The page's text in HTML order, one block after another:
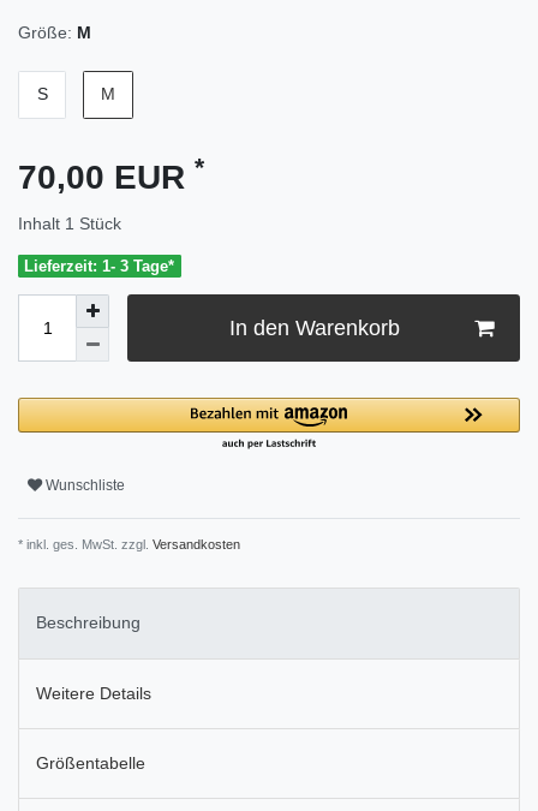
Größe: M
S M
70,00 EUR *
Inhalt 1 Stück
Lieferzeit: 1- 3 Tage*
In den Warenkorb
Wunschliste
* inkl. ges. MwSt. zzgl. Versandkosten
Beschreibung
Weitere Details
Größentabelle